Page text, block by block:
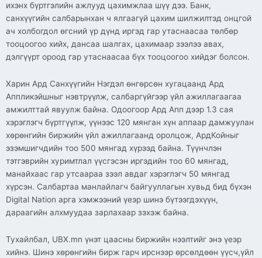
ихэнх бүртгэлийн ажлууд цахимжлаа шүү дээ. Банк,
санхүүгийн салбарынхан ч ялгаагүй цахим шилжилтэд онцгой
ач холбогдол өгсний үр дүнд иргэд гар утаснаасаа төлбөр
тооцоогоо хийх, дансаа шалгах, цахимаар зээлээ авах,
дэлгүүрт ороод гар утаснаасаа бүх тооцоогоо хийдэг болсон.
Харин Ард Санхүүгийн Нэгдэл өнгөрсөн хугацаанд Ард
Аппликэйшныг нэвтрүүлж, салбаргүйгээр үйл ажиллагаагаа
амжилттай явуулж байна. Одоогоор Ард Апп дээр 1.3 сая
хэрэглэгч бүртгүүлж, үүнээс 120 мянган хүн аппаар дамжуулан
хөрөнгийн биржийн үйл ажиллагаанд оролцож, АрдКойныг
эзэмшигчдийн тоо 500 мянгад хүрээд байна. Түүнчлэн
тэтгэврийн хуримтлал үүсгэсэн иргэдийн тоо 60 мянгад,
манайхаас гар утсаараа зээл авдаг хэрэглэгч 50 мянгад
хүрсэн. Салбартаа манлайлагч байгууллагын хувьд бид бүхэн
Digital Nation арга хэмжээний үеэр шинэ бүтээгдэхүүн,
дараагийн алхмуудаа зарлахаар зэхэж байна.
Тухайлбал, UBX.mn үнэт цаасны биржийн нээлтийг энэ үеэр
хийнэ. Шинэ хөрөнгийн бирж гарч ирснээр өрсөлдөөн үүсч,үйл